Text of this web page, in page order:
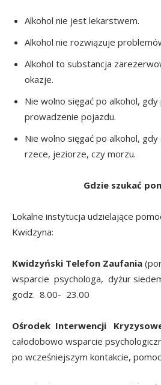
Alkohol nie jest lekarstwem.
Alkohol nie rozwiązuje
Alkohol to substancja
okazje.
Nie wolno sięgać po alkohol,
prowadzenie pojazdu.
Nie wolno sięgać po alkohol,
rzece, jeziorze, czy morzu.
Gdzie szukać
Lokalne instytucja udzielające
Kwidzyna:
Kwidzyński Telefon Zaufania
wsparcie psychologa, dyżur
godz. 8.00- 23.00
Ośrodek Interwencji
całodobowo wsparcie
po wcześniejszym kontakcie,